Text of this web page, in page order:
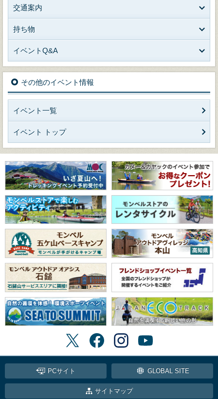
交通案内
持ち物
イベントQ&A
その他のイベント情報
イベント一覧
イベント トップ
PCサイト GLOBAL SITE
サイトマップ